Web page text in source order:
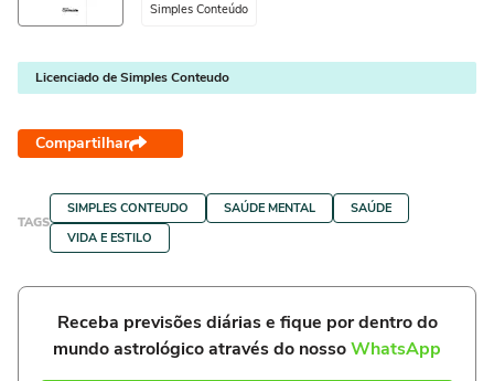
Simples Conteúdo
Licenciado de Simples Conteudo
Compartilhar
TAGS
SIMPLES CONTEUDO SAÚDE MENTAL
SAÚDE
VIDA E ESTILO
Receba previsões diárias e fique por dentro do
mundo astrológico através do nossoWhatsApp